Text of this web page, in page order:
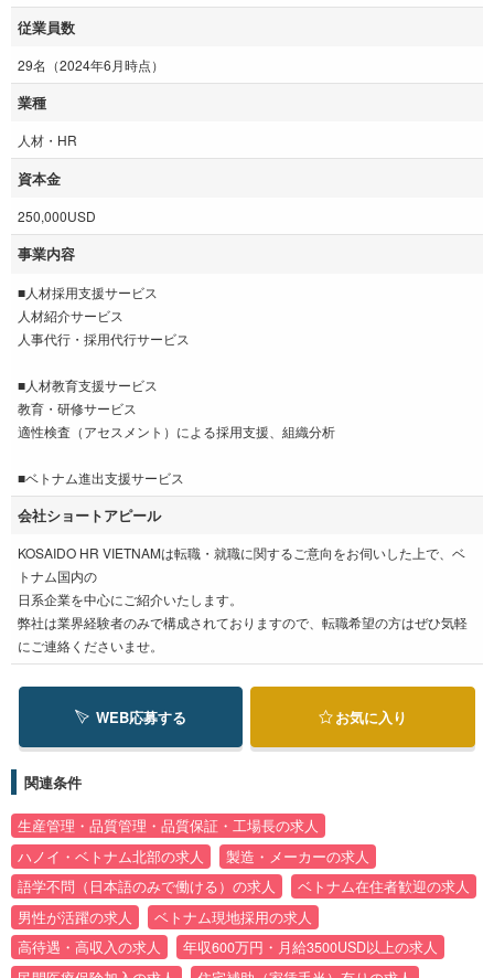
従業員数
29名（2024年6月時点）
業種
人材・HR
資本金
250,000USD
事業内容
■人材採用支援サービス
人材紹介サービス
人事代行・採用代行サービス
■人材教育支援サービス
教育・研修サービス
適性検査（アセスメント）による採用支援、組織分析
■ベトナム進出支援サービス
会社ショートアピール
KOSAIDO HR VIETNAMは転職・就職に関するご意向をお伺いした上で、ベ
トナム国内の
日系企業を中心にご紹介いたします。
弊社は業界経験者のみで構成されておりますので、転職希望の方はぜひ気軽
にご連絡くださいませ。
WEB応募する お気に入り
関連条件
生産管理・品質管理・品質保証・工場長の求人
ハノイ・ベトナム北部の求人
製造・メーカーの求人
語学不問（日本語のみで働ける）の求人
ベトナム在住者歓迎の求人
男性が活躍の求人
ベトナム現地採用の求人
高待遇・高収入の求人
年収600万円・月給3500USD以上の求人